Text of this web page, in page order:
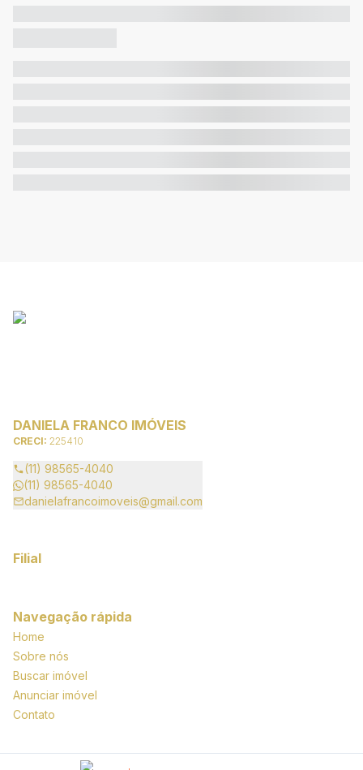
DANIELA FRANCO IMÓVEIS
CRECI: 225410
(11) 98565-4040
(11) 98565-4040
danielafrancoimoveis@gmail.com
Filial
Navegação rápida
Home
Sobre nós
Buscar imóvel
Anunciar imóvel
Contato